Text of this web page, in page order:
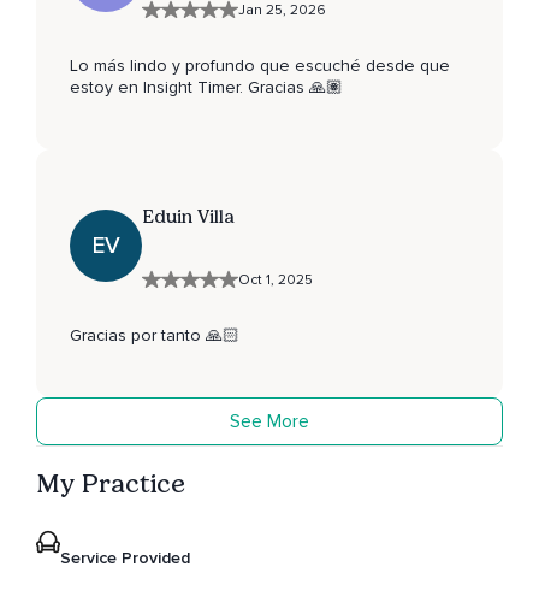
Jan 25, 2026
Lo más lindo y profundo que escuché desde que
estoy en Insight Timer. Gracias 🙏🏽
EV
Eduin Villa
Oct 1, 2025
Gracias por tanto 🙏🏻
See More
My Practice
Service Provided